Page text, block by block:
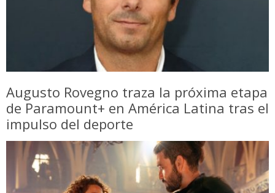
Augusto Rovegno traza la próxima etapa
de Paramount+ en América Latina tras el
impulso del deporte